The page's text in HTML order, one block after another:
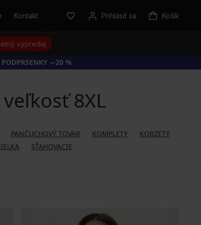
Kontakt Prihlásiť sa Košík
výpredaj
−20 %
8XL
PANČUCHOVÝ TOVAR KOMPLETY
KORZETY
SŤAHOVACIE